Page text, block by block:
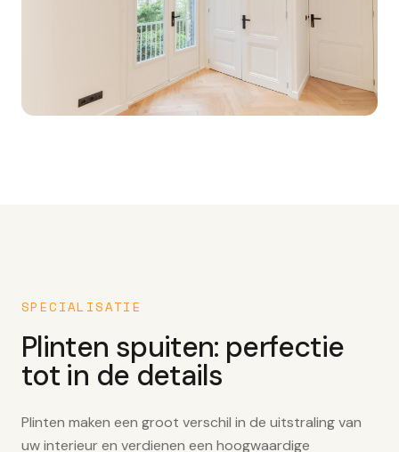
SPECIALISATIE
Plinten spuiten: perfectie
tot in de details
Plinten maken een groot verschil in de uitstraling van
uw interieur en verdienen een hoogwaardige